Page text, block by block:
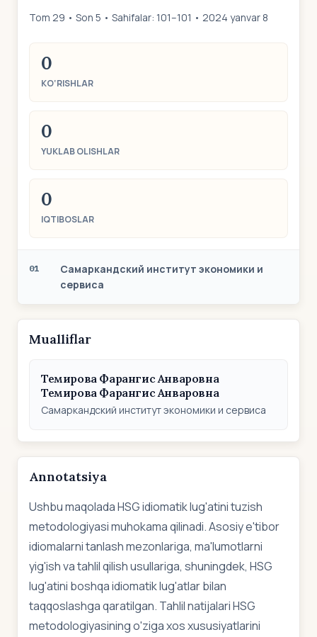
Tom 29 • Son 5 • Sahifalar: 101–101 • 2024 yanvar 8
0
KO‘RISHLAR
0
YUKLAB OLISHLAR
0
IQTIBOSLAR
01
Самаркандский институт экономики и
сервиса
Mualliflar
Темирова Фарангис Анваровна
Темирова Фарангис Анваровна
Самаркандский институт экономики и сервиса
Annotatsiya
Ushbu maqolada HSG idiomatik lug'atini tuzish
metodologiyasi muhokama qilinadi. Asosiy e'tibor
idiomalarni tanlash mezonlariga, ma'lumotlarni
yig'ish va tahlil qilish usullariga, shuningdek, HSG
lug'atini boshqa idiomatik lug'atlar bilan
taqqoslashga qaratilgan. Tahlil natijalari HSG
metodologiyasining o'ziga xos xususiyatlarini